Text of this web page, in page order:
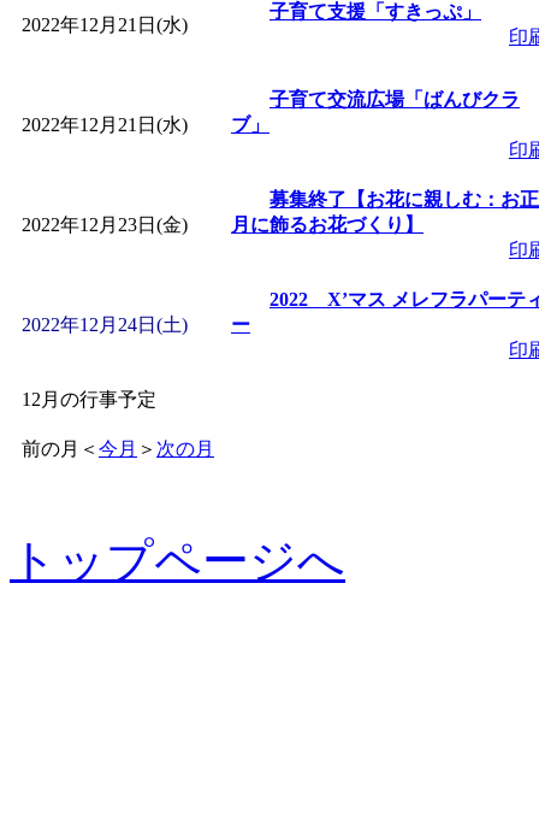
2022年12月21日(水)
子育て支援「すきっぷ」
印
2022年12月21日(水)
子育て交流広場「ばんびクラ
ブ」
印
2022年12月23日(金)
募集終了【お花に親しむ：お正
月に飾るお花づくり】
印
2022年12月24日(土)
2022 X’マス メレフラパーテ
ー
印
12月の行事予定
前の月 ＜ 今月 ＞ 次の月
トップページへ